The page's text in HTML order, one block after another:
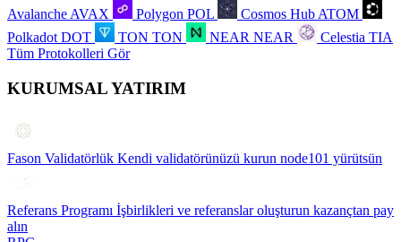
Avalanche AVAX Polygon POL Cosmos Hub ATOM
Polkadot DOT TON TON NEAR NEAR Celestia TIA
Tüm Protokolleri Gör
KURUMSAL YATIRIM
Fason Validatörlük Kendi validatörünüzü kurun node101 yürütsün
Referans Programı İşbirlikleri ve referanslar oluşturun kazançtan pay
alın